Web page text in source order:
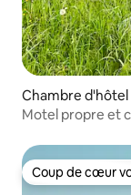
Chambre d'hôtel
Motel propre et
Coup de cœur
Coup de cœur